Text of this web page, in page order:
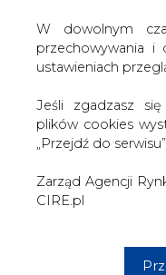
W dowolnym
przechowywania
ustawieniach
Jeśli zgadzasz
plików cookies
„Przejdź do
Zarząd Agencji
CIRE.pl
#Energetyka #
Wydawca portalu
szkoleń treningowych
KOMENTARZE
TREŚĆ KOMENTARZA